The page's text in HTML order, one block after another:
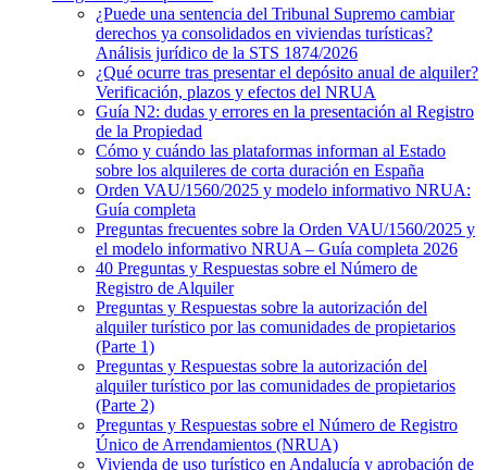
¿Puede una sentencia del Tribunal Supremo cambiar
derechos ya consolidados en viviendas turísticas?
Análisis jurídico de la STS 1874/2026
¿Qué ocurre tras presentar el depósito anual de alquiler?
Verificación, plazos y efectos del NRUA
Guía N2: dudas y errores en la presentación al Registro
de la Propiedad
Cómo y cuándo las plataformas informan al Estado
sobre los alquileres de corta duración en España
Orden VAU/1560/2025 y modelo informativo NRUA:
Guía completa
Preguntas frecuentes sobre la Orden VAU/1560/2025 y
el modelo informativo NRUA – Guía completa 2026
40 Preguntas y Respuestas sobre el Número de
Registro de Alquiler
Preguntas y Respuestas sobre la autorización del
alquiler turístico por las comunidades de propietarios
(Parte 1)
Preguntas y Respuestas sobre la autorización del
alquiler turístico por las comunidades de propietarios
(Parte 2)
Preguntas y Respuestas sobre el Número de Registro
Único de Arrendamientos (NRUA)
Vivienda de uso turístico en Andalucía y aprobación de